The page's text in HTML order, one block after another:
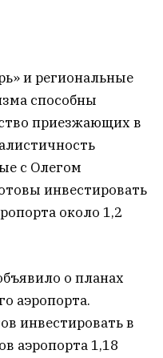
и региональные
способны
приезжающих в
с Олегом
инвестировать
около 1,2
о планах
аэропорта.
инвестировать в
аэропорта 1,18